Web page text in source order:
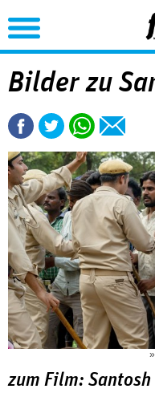
Bilder zu
zum Film: Santosh